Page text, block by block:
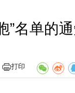
”名单的
打印